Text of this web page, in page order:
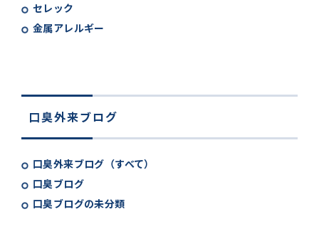
セレック
金属アレルギー
口臭外来ブログ
口臭外来ブログ（すべて）
口臭ブログ
口臭ブログの未分類